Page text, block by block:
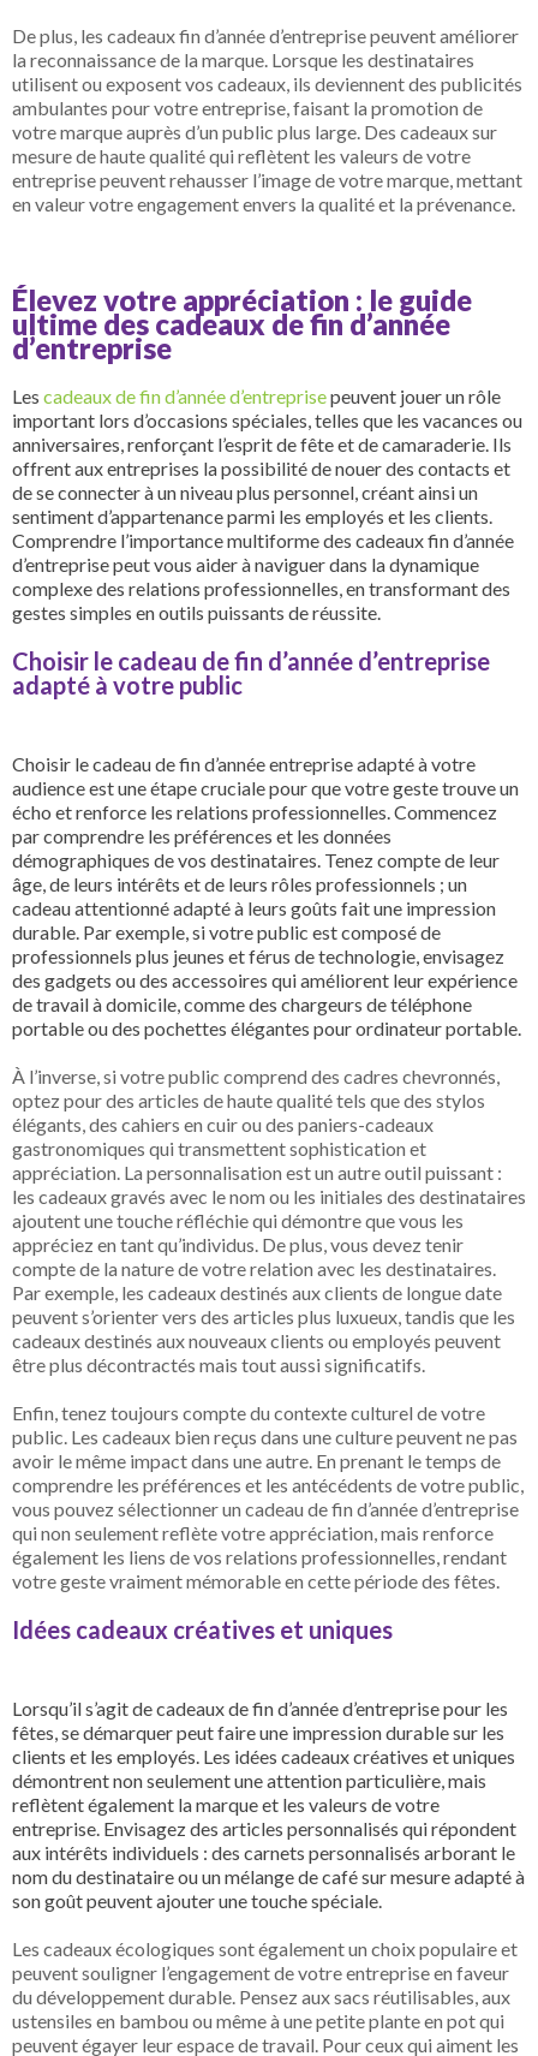
De plus, les cadeaux fin d’année d’entreprise peuvent améliorer
la reconnaissance de la marque. Lorsque les destinataires
utilisent ou exposent vos cadeaux, ils deviennent des publicités
ambulantes pour votre entreprise, faisant la promotion de
votre marque auprès d’un public plus large. Des cadeaux sur
mesure de haute qualité qui reflètent les valeurs de votre
entreprise peuvent rehausser l’image de votre marque, mettant
en valeur votre engagement envers la qualité et la prévenance.
Élevez votre appréciation : le guide
ultime des cadeaux de fin d’année
d’entreprise
Les cadeaux de fin d’année d’entreprisepeuvent jouer un rôle
important lors d’occasions spéciales, telles que les vacances ou
anniversaires, renforçant l’esprit de fête et de camaraderie. Ils
offrent aux entreprises la possibilité de nouer des contacts et
de se connecter à un niveau plus personnel, créant ainsi un
sentiment d’appartenance parmi les employés et les clients.
Comprendre l’importance multiforme des cadeaux fin d’année
d’entreprise peut vous aider à naviguer dans la dynamique
complexe des relations professionnelles, en transformant des
gestes simples en outils puissants de réussite.
Choisir le cadeau de fin d’année d’entreprise
adapté à votre public
Choisir le cadeau de fin d’année entreprise adapté à votre
audience est une étape cruciale pour que votre geste trouve un
écho et renforce les relations professionnelles. Commencez
par comprendre les préférences et les données
démographiques de vos destinataires. Tenez compte de leur
âge, de leurs intérêts et de leurs rôles professionnels ; un
cadeau attentionné adapté à leurs goûts fait une impression
durable. Par exemple, si votre public est composé de
professionnels plus jeunes et férus de technologie, envisagez
des gadgets ou des accessoires qui améliorent leur expérience
de travail à domicile, comme des chargeurs de téléphone
portable ou des pochettes élégantes pour ordinateur portable.
À l’inverse, si votre public comprend des cadres chevronnés,
optez pour des articles de haute qualité tels que des stylos
élégants, des cahiers en cuir ou des paniers-cadeaux
gastronomiques qui transmettent sophistication et
appréciation. La personnalisation est un autre outil puissant :
les cadeaux gravés avec le nom ou les initiales des destinataires
ajoutent une touche réfléchie qui démontre que vous les
appréciez en tant qu’individus. De plus, vous devez tenir
compte de la nature de votre relation avec les destinataires.
Par exemple, les cadeaux destinés aux clients de longue date
peuvent s’orienter vers des articles plus luxueux, tandis que les
cadeaux destinés aux nouveaux clients ou employés peuvent
être plus décontractés mais tout aussi significatifs.
Enfin, tenez toujours compte du contexte culturel de votre
public. Les cadeaux bien reçus dans une culture peuvent ne pas
avoir le même impact dans une autre. En prenant le temps de
comprendre les préférences et les antécédents de votre public,
vous pouvez sélectionner un cadeau de fin d’année d’entreprise
qui non seulement reflète votre appréciation, mais renforce
également les liens de vos relations professionnelles, rendant
votre geste vraiment mémorable en cette période des fêtes.
Idées cadeaux créatives et uniques
Lorsqu’il s’agit de cadeaux de fin d’année d’entreprise pour les
fêtes, se démarquer peut faire une impression durable sur les
clients et les employés. Les idées cadeaux créatives et uniques
démontrent non seulement une attention particulière, mais
reflètent également la marque et les valeurs de votre
entreprise. Envisagez des articles personnalisés qui répondent
aux intérêts individuels : des carnets personnalisés arborant le
nom du destinataire ou un mélange de café sur mesure adapté à
son goût peuvent ajouter une touche spéciale.
Les cadeaux écologiques sont également un choix populaire et
peuvent souligner l’engagement de votre entreprise en faveur
du développement durable. Pensez aux sacs réutilisables, aux
ustensiles en bambou ou même à une petite plante en pot qui
peuvent égayer leur espace de travail. Pour ceux qui aiment les